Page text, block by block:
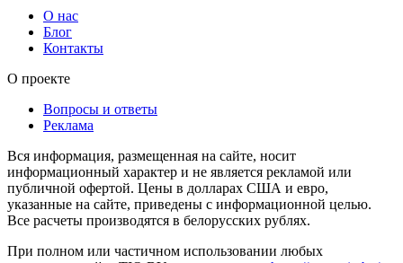
О нас
Блог
Контакты
О проекте
Вопросы и ответы
Реклама
Вся информация, размещенная на сайте, носит
информационный характер и не является рекламой или
публичной офертой. Цены в долларах США и евро,
указанные на сайте, приведены с информационной целью.
Все расчеты производятся в белорусских рублях.
При полном или частичном использовании любых